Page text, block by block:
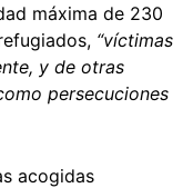
máxima de 230
“víctimas
y de otras
persecuciones
acogidas